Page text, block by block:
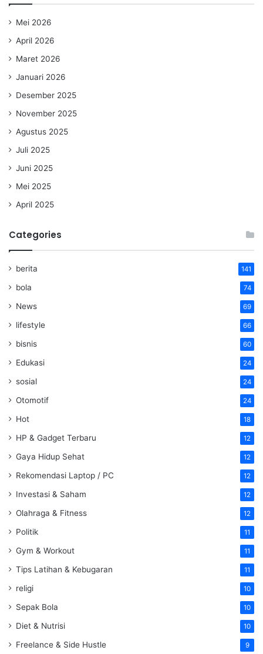
Mei 2026
April 2026
Maret 2026
Januari 2026
Desember 2025
November 2025
Agustus 2025
Juli 2025
Juni 2025
Mei 2025
April 2025
Categories
berita 141
bola 74
News 69
lifestyle 66
bisnis 60
Edukasi 24
sosial 24
Otomotif 24
Hot 18
HP & Gadget Terbaru 12
Gaya Hidup Sehat 12
Rekomendasi Laptop / PC 12
Investasi & Saham 12
Olahraga & Fitness 12
Politik 11
Gym & Workout 11
Tips Latihan & Kebugaran 11
religi 10
Sepak Bola 10
Diet & Nutrisi 10
Freelance & Side Hustle 9